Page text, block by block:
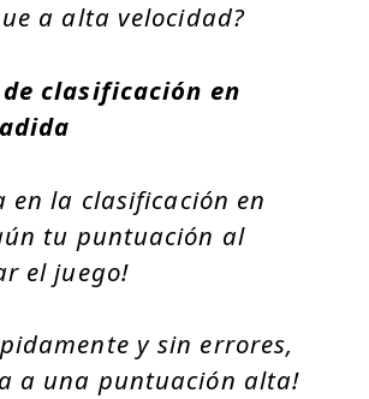
a alta velocidad?
clasificación en
en la clasificación en
tu puntuación al
el juego!
y sin errores,
a una puntuación alta!